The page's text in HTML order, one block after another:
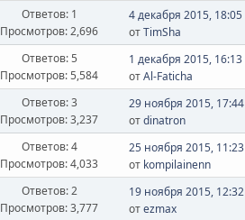
Ответов: 1
Просмотров: 2,696
4 декабря 2015, 18:05
отTimSha
Ответов: 5
Просмотров: 5,584
1 декабря 2015, 16:13
отAl-Faticha
Ответов: 3
Просмотров: 3,237
29 ноября 2015, 17:44
отdinatron
Ответов: 4
Просмотров: 4,033
25 ноября 2015, 11:23
от kompilainenn
Ответов: 2
Просмотров: 3,777
19 ноября 2015, 12:32
отezmax